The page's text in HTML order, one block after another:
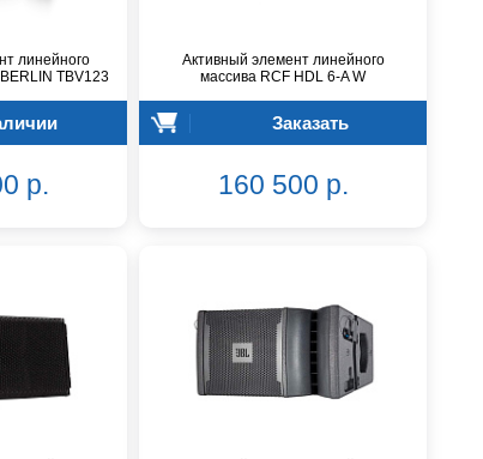
линейного
TBV123
р.
Активный элемент линейного
массива RCF HDL 6-A W
Заказать
160 500 р.